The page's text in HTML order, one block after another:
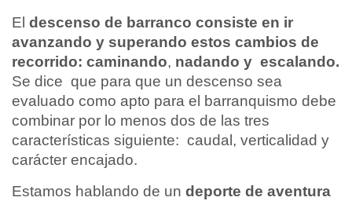
El descenso de barranco consiste en ir
avanzando y superando estos cambios de
recorrido: caminando, nadando y escalando.
Se dice que para que un descenso sea
evaluado como apto para el barranquismo debe
combinar por lo menos dos de las tres
características siguiente: caudal, verticalidad y
carácter encajado.
Estamos hablando de un deporte de aventura